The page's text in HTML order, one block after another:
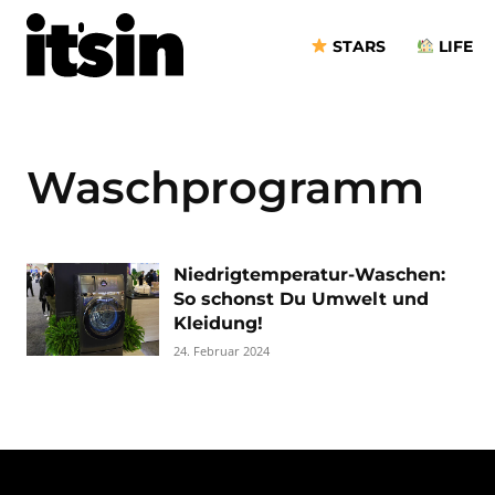
STARS LIFE
Waschprogramm
Niedrigtemperatur-Waschen:
So schonst Du Umwelt und
Kleidung!
24. Februar 2024